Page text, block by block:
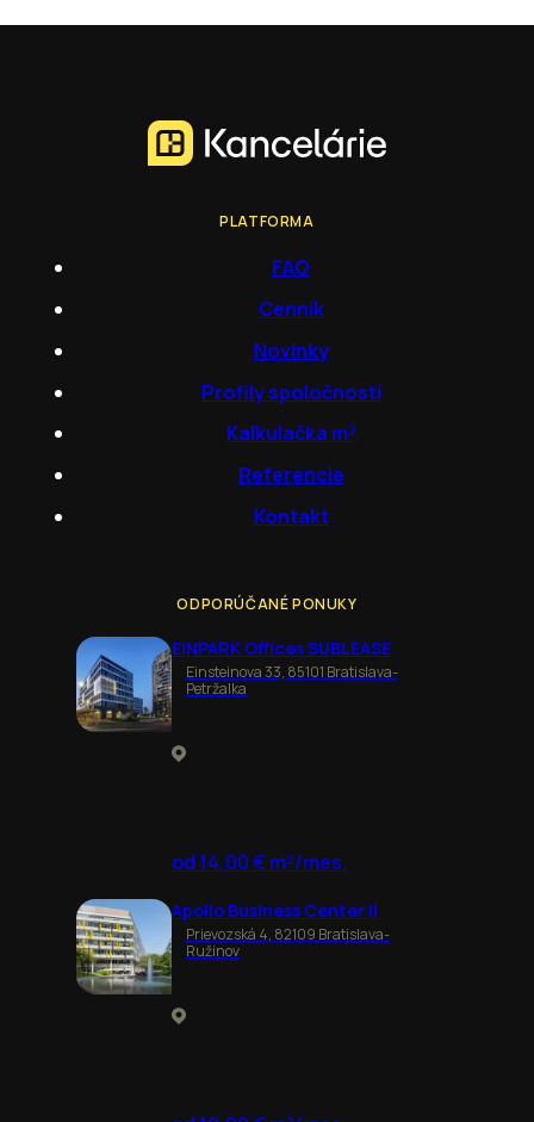
PLATFORMA
FAQ
Cenník
Novinky
Profily spoločností
Kalkulačka m²
Referencie
Kontakt
ODPORÚČANÉ PONUKY
EINPARK Offices SUBLEASE
Einsteinova 33, 85101 Bratislava-
Petržalka
od 14,00 € m²/mes.
Apollo Business Center II
Prievozská 4, 82109 Bratislava-
Ružinov